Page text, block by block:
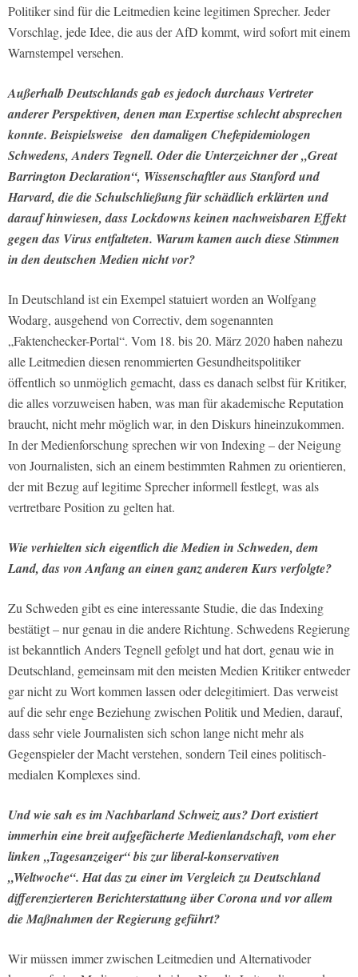
Politiker sind für die Leitmedien keine legitimen Sprecher. Jeder
Vorschlag, jede Idee, die aus der AfD kommt, wird sofort mit einem
Warnstempel versehen.
Außerhalb Deutschlands gab es jedoch durchaus Vertreter
anderer Perspektiven, denen man Expertise schlecht absprechen
konnte. Beispielsweise den damaligen Chefepidemiologen
Schwedens, Anders Tegnell. Oder die Unterzeichner der „Great
Barrington Declaration“, Wissenschaftler aus Stanford und
Harvard, die die Schulschließung für schädlich erklärten und
darauf hinwiesen, dass Lockdowns keinen nachweisbaren Effekt
gegen das Virus entfalteten. Warum kamen auch diese Stimmen
in den deutschen Medien nicht vor?
In Deutschland ist ein Exempel statuiert worden an Wolfgang
Wodarg, ausgehend von Correctiv, dem sogenannten
„Faktenchecker-Portal“. Vom 18. bis 20. März 2020 haben nahezu
alle Leitmedien diesen renommierten Gesundheitspolitiker
öffentlich so unmöglich gemacht, dass es danach selbst für Kritiker,
die alles vorzuweisen haben, was man für akademische Reputation
braucht, nicht mehr möglich war, in den Diskurs hineinzukommen.
In der Medienforschung sprechen wir von Indexing – der Neigung
von Journalisten, sich an einem bestimmten Rahmen zu orientieren,
der mit Bezug auf legitime Sprecher informell festlegt, was als
vertretbare Position zu gelten hat.
Wie verhielten sich eigentlich die Medien in Schweden, dem
Land, das von Anfang an einen ganz anderen Kurs verfolgte?
Zu Schweden gibt es eine interessante Studie, die das Indexing
bestätigt – nur genau in die andere Richtung. Schwedens Regierung
ist bekanntlich Anders Tegnell gefolgt und hat dort, genau wie in
Deutschland, gemeinsam mit den meisten Medien Kritiker entweder
gar nicht zu Wort kommen lassen oder delegitimiert. Das verweist
auf die sehr enge Beziehung zwischen Politik und Medien, darauf,
dass sehr viele Journalisten sich schon lange nicht mehr als
Gegenspieler der Macht verstehen, sondern Teil eines politisch-
medialen Komplexes sind.
Und wie sah es im Nachbarland Schweiz aus? Dort existiert
immerhin eine breit aufgefächerte Medienlandschaft, vom eher
linken „Tagesanzeiger“ bis zur liberal-konservativen
„Weltwoche“. Hat das zu einer im Vergleich zu Deutschland
differenzierteren Berichterstattung über Corona und vor allem
die Maßnahmen der Regierung geführt?
Wir müssen immer zwischen Leitmedien und Alternativoder